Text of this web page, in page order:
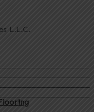
L.L.C.